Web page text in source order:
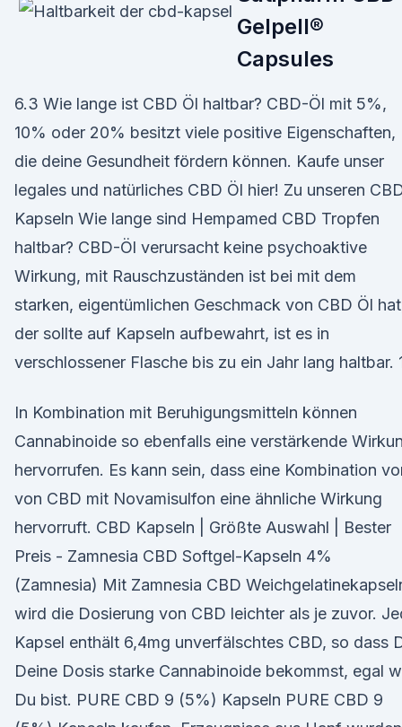
Gelpell®
Capsules
6.3 Wie lange ist CBD Öl haltbar? CBD-Öl mit 5%,
10% oder 20% besitzt viele positive Eigenschaften,
die deine Gesundheit fördern können. Kaufe unser
legales und natürliches CBD Öl hier! Zu unseren
Kapseln Wie lange sind Hempamed CBD Tropfen
haltbar? CBD-Öl verursacht keine psychoaktive
Wirkung, mit Rauschzuständen ist bei mit dem
starken, eigentümlichen Geschmack von CBD Öl
der sollte auf Kapseln aufbewahrt, ist es in
verschlossener Flasche bis zu ein Jahr lang haltbar.
In Kombination mit Beruhigungsmitteln können
Cannabinoide so ebenfalls eine verstärkende
hervorrufen. Es kann sein, dass eine Kombination
von CBD mit Novamisulfon eine ähnliche Wirkung
hervorruft. CBD Kapseln | Größte Auswahl | Bester
Preis - Zamnesia CBD Softgel-Kapseln 4%
(Zamnesia) Mit Zamnesia CBD
wird die Dosierung von CBD leichter als je zuvor.
Kapsel enthält 6,4mg unverfälschtes CBD, so dass
Deine Dosis starke Cannabinoide bekommst, egal
Du bist. PURE CBD 9 (5%) Kapseln PURE CBD 9